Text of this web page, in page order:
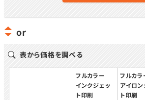
or
表から価格を調べる
フルカラー
インクジェッ
ト印刷
フルカラ
アイロン
ト印刷